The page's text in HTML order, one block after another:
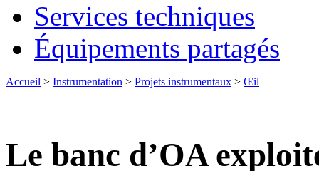
Services techniques
Équipements partagés
Accueil > Instrumentation > Projets instrumentaux > Œil
Le banc d’OA